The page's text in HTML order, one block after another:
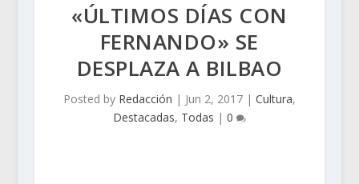
«ÚLTIMOS DÍAS CON
FERNANDO» SE
DESPLAZA A BILBAO
Posted by Redacción | Jun 2, 2017| Cultura,
Destacadas, Todas | 0